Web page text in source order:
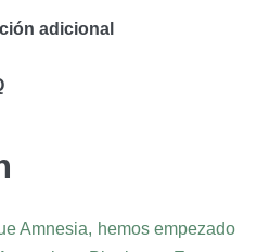
adicional
Amnesia, hemos empezado